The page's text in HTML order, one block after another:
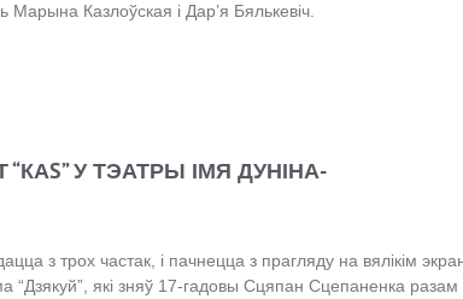
Казлоўская і Дар’я Бялькевіч.
“КАS” У ТЭАТРЫ ІМЯ ДУНІНА-
з трох частак, і пачнецца з прагляду на вялікім
“Дзякуй”, які зняў 17-гадовы Сцяпан Сцепаненка разам